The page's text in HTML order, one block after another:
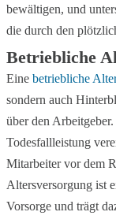
bewältigen, und
die durch den
Betriebliche
Eine betriebliche
sondern auch
über den
Todesfallleistung
Mitarbeiter vor dem
Altersversorgung ist
Vorsorge und trägt